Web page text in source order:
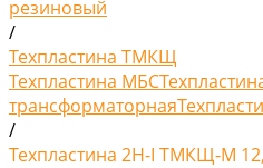
резиновый
/
Техпластина ТМКЩ
Техпластина МБС
трансформаторная
/
Техпластина 2Н-I ТМКЩ-М